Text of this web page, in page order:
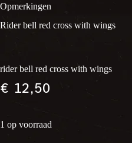
Opmerkingen
Rider bell red cross with wings
rider bell red cross with wings
€12,50
1 op voorraad